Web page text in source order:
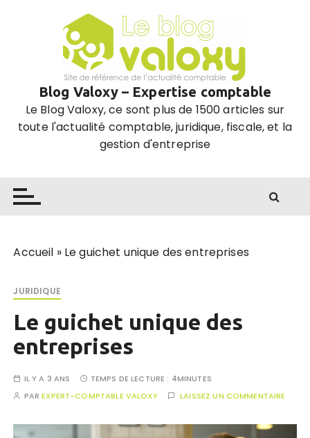
Blog Valoxy – Expertise comptable
Le Blog Valoxy, ce sont plus de 1500 articles sur
toute l'actualité comptable, juridique, fiscale, et la
gestion d'entreprise
Accueil » Le guichet unique des entreprises
JURIDIQUE
Le guichet unique des
entreprises
IL Y A 3 ANS TEMPS DE LECTURE : 4MINUTES
PAREXPERT-COMPTABLE VALOXY LAISSEZ UN COMMENTAIRE